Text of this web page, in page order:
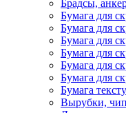
Брадсы,
Бумага для
Бумага для
Бумага для
Бумага для
Бумага для
Бумага для
Бумага
Вырубки,